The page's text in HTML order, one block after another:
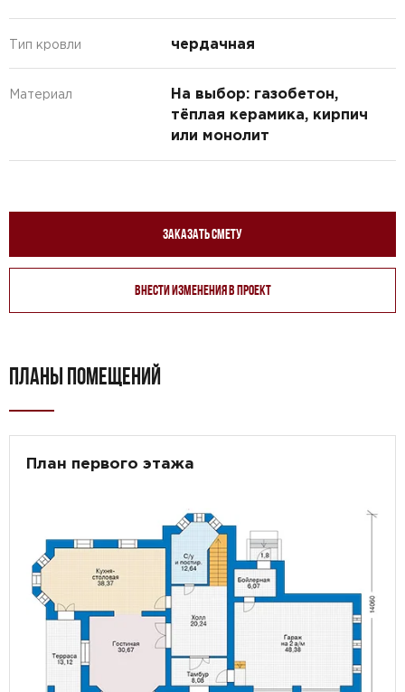
Тип кровли чердачная
Материал
На выбор: газобетон,
тёплая керамика, кирпич
или монолит
Заказать смету
Внести изменения в проект
ПЛАНЫ ПОМЕЩЕНИЙ
План первого этажа